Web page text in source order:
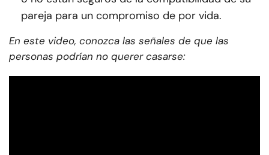
pareja para un compromiso de por vida.
En este video, conozca las señales de que las
personas podrían no querer casarse: